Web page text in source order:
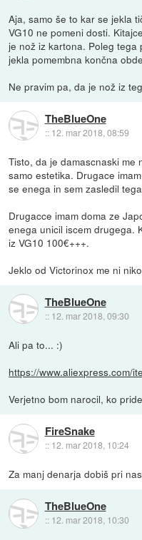
Aja, samo še to kar se jekla
VG10 ne pomeni dosti.
je nož iz kartona. Poleg
jekla pomembna končna
Ne pravim pa, da je nož iz
TheBlueOne
:: 12. mar 2018, 08:59
Tisto, da je damascnaski me
samo estetika. Drugace
se enega in sem zasledil
Drugacce imam doma ze
enega unicil iscem drugega.
iz VG10 100€+++.
Jeklo od Victorinox me ni
TheBlueOne
:: 12. mar 2018, 09:30
Ali pa to... :)
https://www.aliexpress.com/
Verjetno bom narocil, ko
FireSnake
:: 12. mar 2018, 10:24
Za manj denarja dobiš pri
TheBlueOne
:: 12. mar 2018, 10:30